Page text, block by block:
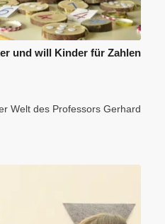
und will Kinder für Zahlen
Welt des Professors Gerhard